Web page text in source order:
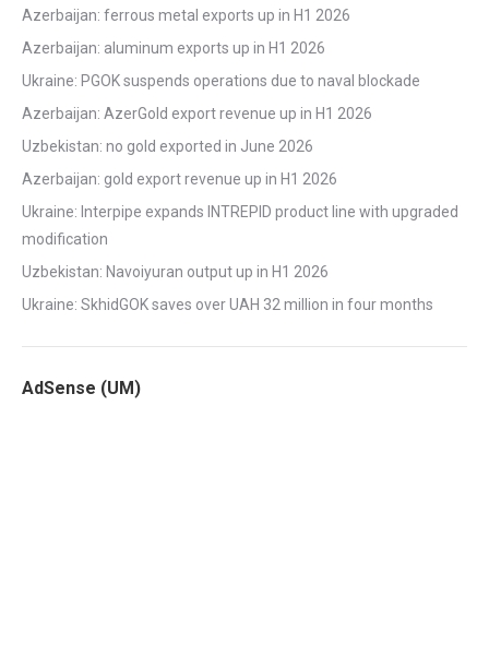
Azerbaijan: ferrous metal exports up in H1 2026
Azerbaijan: aluminum exports up in H1 2026
Ukraine: PGOK suspends operations due to naval blockade
Azerbaijan: AzerGold export revenue up in H1 2026
Uzbekistan: no gold exported in June 2026
Azerbaijan: gold export revenue up in H1 2026
Ukraine: Interpipe expands INTREPID product line with upgraded
modification
Uzbekistan: Navoiyuran output up in H1 2026
Ukraine: SkhidGOK saves over UAH 32 million in four months
AdSense (UM)